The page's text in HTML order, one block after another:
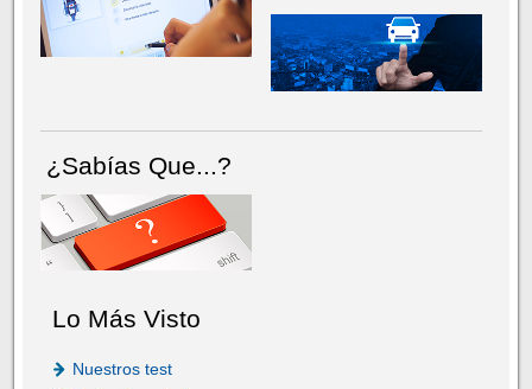
¿Sabías Que...?
Lo Más Visto
Nuestros test